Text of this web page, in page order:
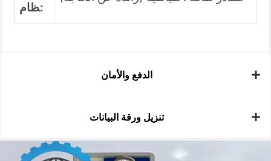
ظام:
الدفع والأمان
تنزيل ورقة البيانات